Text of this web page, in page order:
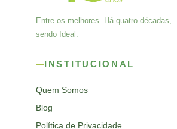
Entre os melhores. Há quatro décadas,
sendo Ideal.
INSTITUCIONAL
Quem Somos
Blog
Política de Privacidade